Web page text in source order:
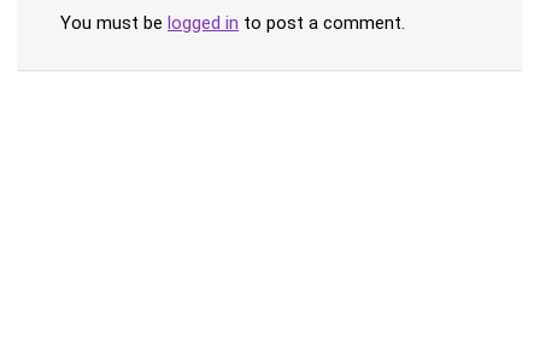
You must be logged in to post a comment.